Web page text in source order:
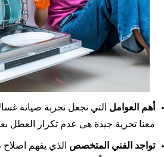
أهم العوامل التي تجعل تجربة صيانة
معنا تجرية جيدة هى عدم تكرار العطل
تواجد الفني المتخصص الذي يفهم اصلاح